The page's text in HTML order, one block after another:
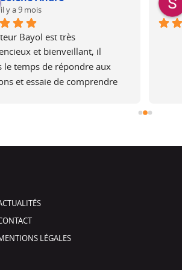
il y a 9 mois
Bayol est très
et bienveillant, il
le temps de répondre aux
et essaie de comprendre
LÉGALES